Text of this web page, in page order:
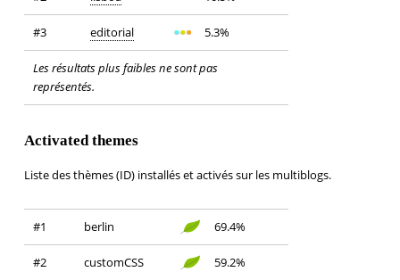
#3 editorial 5.3%
Les résultats plus faibles ne sont pas
représentés.
Activated themes
Liste des thèmes (ID) installés et activés sur les multiblogs.
#1 berlin 69.4%
#2 customCSS 59.2%